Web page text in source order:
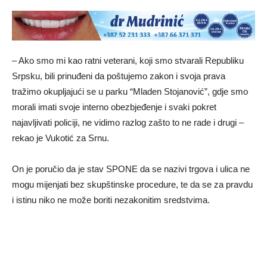
– Ako smo mi kao ratni veterani, koji smo stvarali Republiku
Srpsku, bili prinuđeni da poštujemo zakon i svoja prava
tražimo okupljajući se u parku “Mladen Stojanović”, gdje smo
morali imati svoje interno obezbjeđenje i svaki pokret
najavljivati policiji, ne vidimo razlog zašto to ne rade i drugi –
rekao je Vukotić za Srnu.
On je poručio da je stav SPONE da se nazivi trgova i ulica ne
mogu mijenjati bez skupštinske procedure, te da se za pravdu
i istinu niko ne može boriti nezakonitim sredstvima.